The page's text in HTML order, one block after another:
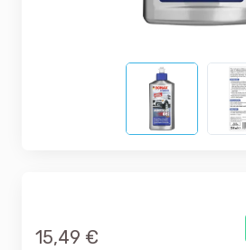
15,49 €